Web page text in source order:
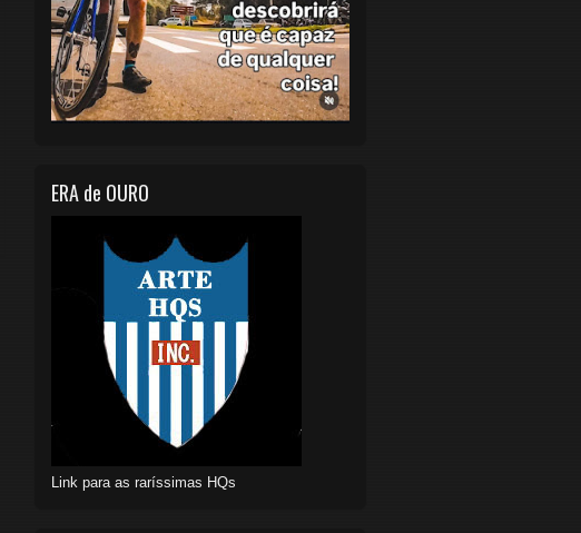
ERA de OURO
Link para as raríssimas HQs